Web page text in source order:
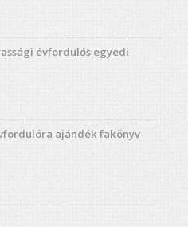
évfordulós egyedi
ajándék fakönyv-